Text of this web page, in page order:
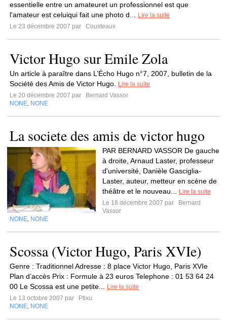
essentielle entre un amateuret un professionnel est que
l'amateur est celuiqui fait une photo d...
Lire la suite
Le 23 décembre 2007 par
Cousteaux
Victor Hugo sur Emile Zola
Un article à paraître dans L’Écho Hugo n°7, 2007, bulletin de la
Société des Amis de Victor Hugo.
Lire la suite
Le 20 décembre 2007 par
Bernard Vassor
NONE NONE
La societe des amis de victor hugo
PAR BERNARD VASSOR De gauche
à droite, Arnaud Laster, professeur
d'université, Danièle Gasciglia-
Laster, auteur, metteur en scène de
théâtre et le nouveau...
Lire la suite
Le 18 décembre 2007 par
Bernard
Vassor
NONE NONE
Scossa (Victor Hugo, Paris XVIe)
Genre : Traditionnel Adresse : 8 place Victor Hugo, Paris XVIe
Plan d’accès Prix : Formule à 23 euros Telephone : 01 53 64 24
00 Le Scossa est une petite...
Lire la suite
Le 13 octobre 2007 par
Ptixu
NONE NONE